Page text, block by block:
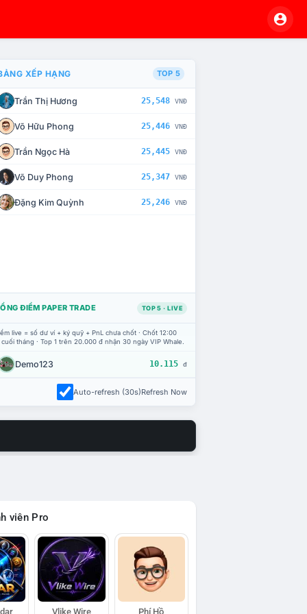
CHẾ TÀI XỬ LÝ VI PHẠM
XẾP HẠNG TOP 5
Trần Thị Hương 25,548 VNĐ
Võ Hữu Phong 25,446 VNĐ
Trần Ngọc Hà 25,445 VNĐ
Võ Duy Phong 25,347 VNĐ
Đặng Kim Quỳnh 25,246 VNĐ
ĐIỂM PAPER TRADE TOP 5 · LIVE
live = số dư ví + ký quỹ + PnL chưa chốt · Chốt 12:00
tháng · Top 1 trên 20.000 đ nhận 30 ngày VIP Whale.
Demo123 10.115 đ
Auto-refresh (30s)Refresh Now
viên Pro
Vlike Wire Phí Hồ